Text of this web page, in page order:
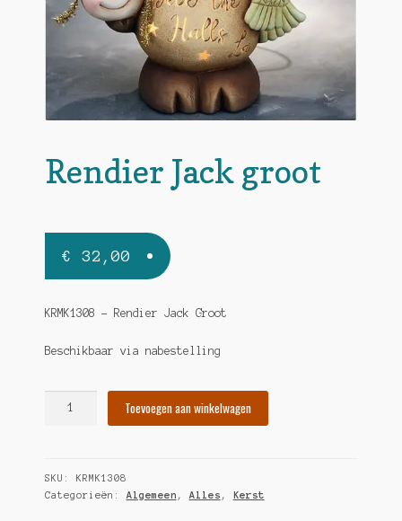
Rendier Jack groot
€ 32,00
KRMK1308 – Rendier Jack Groot
Beschikbaar via nabestelling
Toevoegen aan winkelwagen
SKU: KRMK1308
Categorieën: Algemeen , Alles , Kerst